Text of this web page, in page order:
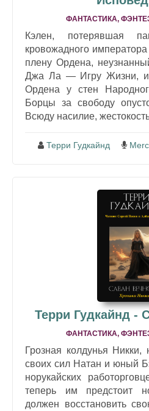
ФАНТАСТИКА,
Кэлен, потерявшая
кровожадного
плену Ордена,
Джа Ла — Игру Жизни,
Ордена у стен
Борцы за свободу
Всюду насилие,
Терри Гудкайнд
Терри Гудкайнд -
ФАНТАСТИКА,
Грозная колдунья
своих сил Натан и юный
норукайских
теперь им предстоит
должен восстановить